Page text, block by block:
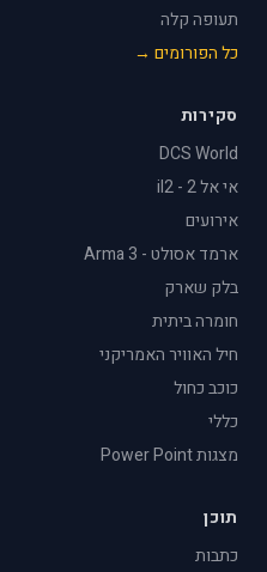
תעופה קלה
כל הפורומים →
סקירות
DCS World
אי אל 2 - il2
אירועים
ארמד אסולט - Arma 3
בלק שארק
חומרה ביתית
חיל האוויר האמריקני
כוכב כחול
כללי
מצגות Power Point
תוכן
כתבות